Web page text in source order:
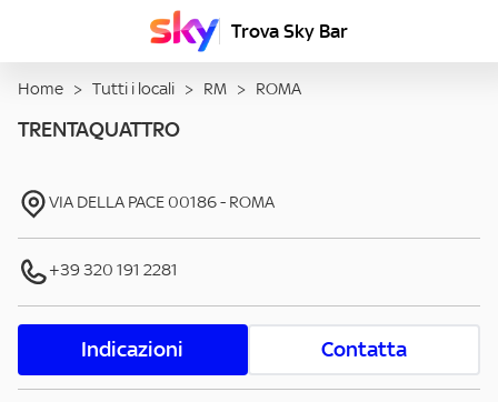
Trova Sky Bar
Home > Tutti i locali > RM > ROMA
TRENTAQUATTRO
VIA DELLA PACE 00186- ROMA
+39 320 191 2281
Indicazioni Contatta